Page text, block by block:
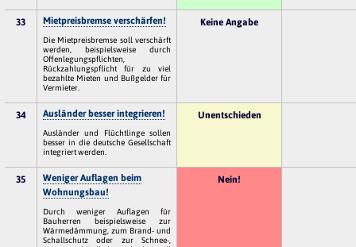
33 Mietpreisbremse verschärfen!
Die Mietpreisbremse soll verschärft
werden, beispielsweise durch
Offenlegungspflichten,
Rückzahlungspflicht für zu viel
bezahlte Mieten und Bußgelder für
Vermieter.
Keine Angabe
34 Ausländer besser integrieren!
Ausländer und Flüchtlinge sollen
besser in die deutsche Gesellschaft
integriert werden.
Unentschieden
35
Weniger Auflagen beim
Wohnungsbau!
Durch weniger Auflagen für
Bauherren beispielsweise zur
Wärmedämmung, zum Brand- und
Schallschutz oder zur Schnee-,
Nein!